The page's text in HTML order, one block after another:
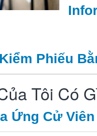
Phiếu
Tôi Có
Ứng Cử